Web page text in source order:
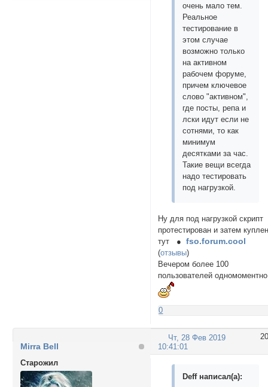
очень мало тем.
Реальное
тестирование в
этом случае
возможно только
на активном
рабочем форуме,
причем ключевое
слово "активном",
где посты, репа и
лски идут если не
сотнями, то как
минимум
десятками за час.
Такие вещи всегда
надо тестировать
под нагрузкой.
Ну для под нагрузкой скрипт
протестирован и затем
тут ●fso.forum.cool
(отзывы)
Вечером более 100
пользователей
0
20
Чт, 28 Фев 2019
10:41:01
Mirra Bell
Cтарожил
Deff написал(а):